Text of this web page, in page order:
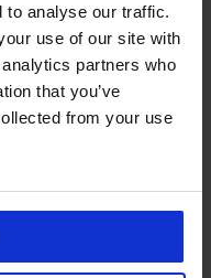
to analyse our traffic.
use of our site with
partners who
that you’ve
from your use